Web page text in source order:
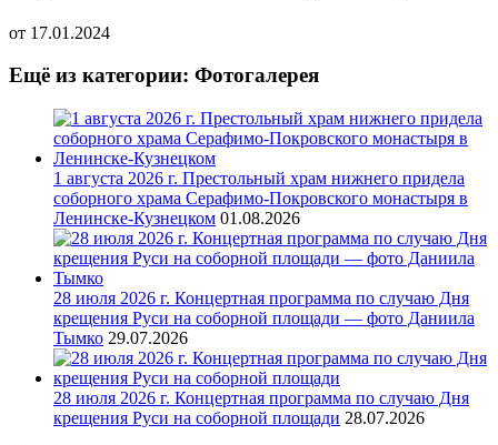
от 17.01.2024
Ещё из категории: Фотогалерея
1 августа 2026 г. Престольный храм нижнего придела
соборного храма Серафимо-Покровского монастыря в
Ленинске-Кузнецком 01.08.2026
28 июля 2026 г. Концертная программа по случаю Дня
крещения Руси на соборной площади — фото Даниила
Тымко 29.07.2026
28 июля 2026 г. Концертная программа по случаю Дня
крещения Руси на соборной площади 28.07.2026